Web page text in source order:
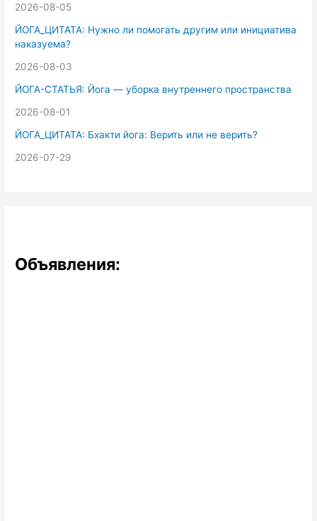
2026-08-05
ЙОГА_ЦИТАТА: Нужно ли помогать другим или инициатива
наказуема?
2026-08-03
ЙОГА-СТАТЬЯ: Йога — уборка внутреннего пространства
2026-08-01
ЙОГА_ЦИТАТА: Бхакти йога: Верить или не верить?
2026-07-29
Объявления: